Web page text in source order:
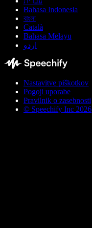
Bahasa Indonesia
বাংলা
Català
Bahasa Melayu
اردو
Nastavitve piškotkov
Pogoji uporabe
Pravilnik o zasebnosti
© Speechify Inc 2026